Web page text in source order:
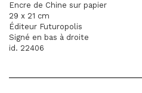
Encre de Chine sur papier
29 x 21 cm
Éditeur Futuropolis
Signé en bas à droite
id. 22406